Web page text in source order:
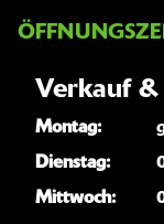
Verkauf
Montag:
Dienstag:
Mittwoch: